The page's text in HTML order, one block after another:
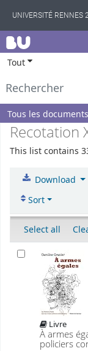
UNIVERSITÉ RENNES
INTERNATIONAL
BU
Tout
Tous les documents
Recotation
This list contains
Download
Sort
Select all
Livre
À armes
policiers